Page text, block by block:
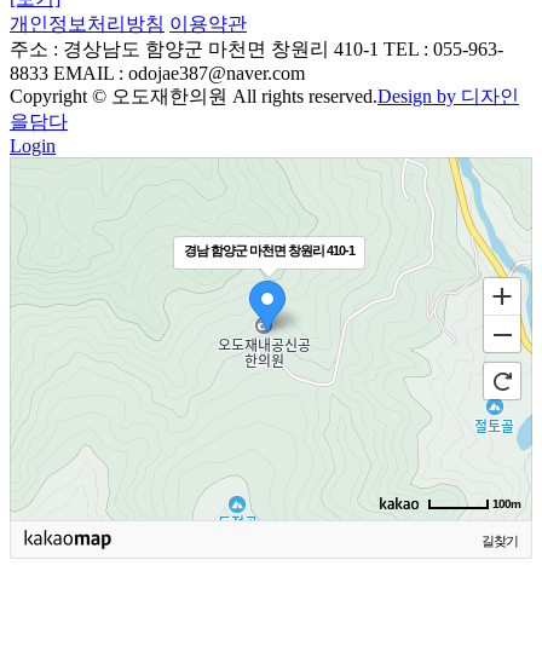
개인정보처리방침 이용약관
주소 : 경상남도 함양군 마천면 창원리 410-1 TEL : 055-963-
8833 EMAIL : odojae387@naver.com
Copyright © 오도재한의원 All rights reserved.Design by 디자인
을담다
Login
경남 함양군 마천면 창원리 410-1
100m
길찾기